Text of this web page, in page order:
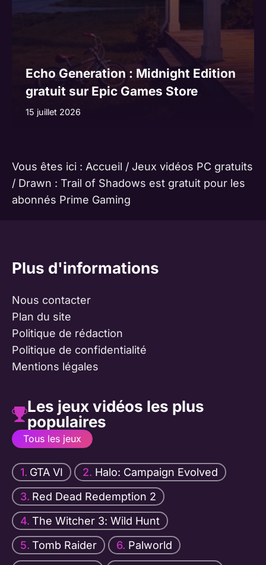
Echo Generation : Midnight Edition
gratuit sur Epic Games Store
15 juillet 2026
Vous êtes ici : Accueil / Jeux vidéos PC gratuits
/ Drawn : Trail of Shadows est gratuit pour les
abonnés Prime Gaming
Plus d'informations
Nous contacter
Plan du site
Politique de rédaction
Politique de confidentialité
Mentions légales
Les jeux vidéos les plus
populaires
Tous les jeux
GTA VI
Halo: Campaign Evolved
Red Dead Redemption 2
The Witcher 3: Wild Hunt
Tomb Raider
Palworld